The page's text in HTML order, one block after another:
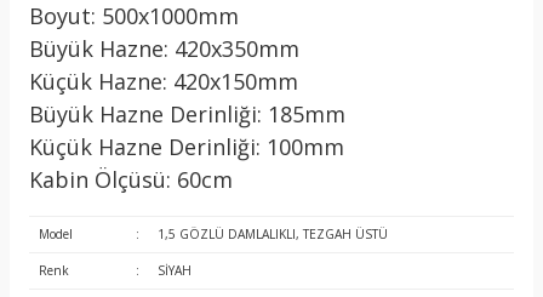
Boyut: 500x1000mm
Büyük Hazne: 420x350mm
Küçük Hazne: 420x150mm
Büyük Hazne Derinliği: 185mm
Küçük Hazne Derinliği: 100mm
Kabin Ölçüsü: 60cm
Model : 1,5 GÖZLÜ DAMLALIKLI, TEZGAH ÜSTÜ
Renk : SİYAH